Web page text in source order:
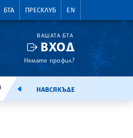
БТА ПРЕСКЛУБ EN
ВАШАТА БТА
ВХОД
Нямате профил?
ЕМИСИЯНАВСЯКЪДЕ